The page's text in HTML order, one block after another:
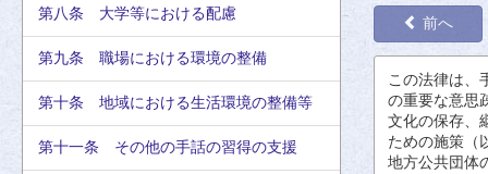
第八条 大学等における配慮
第九条 職場における環境の整備
第十条 地域における生活環境の整備等
第十一条 その他の手話の習得の支援
前へ
この法律は、
の重要な意思
文化の保存、
ための施策 （
地方公共団体